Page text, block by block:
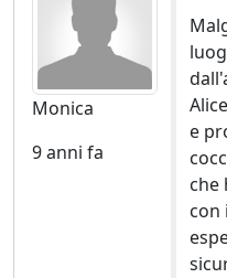
Monica
9 anni fa
e
che
con